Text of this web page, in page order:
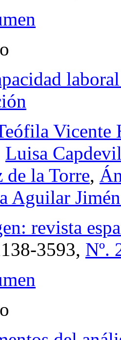
Vicente
Luisa
de la Torre,
Aguilar
revista
3593, Nº.